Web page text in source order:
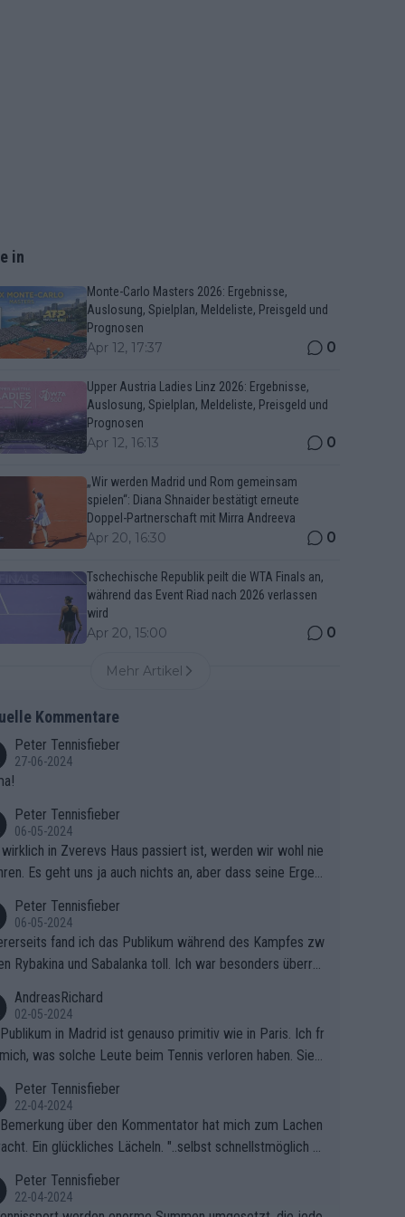
in
Monte-Carlo Masters 2026: Ergebnisse,
Auslosung, Spielplan, Meldeliste, Preisgeld und
Prognosen
Apr 12, 17:37 0
Upper Austria Ladies Linz 2026: Ergebnisse,
Auslosung, Spielplan, Meldeliste, Preisgeld und
Prognosen
Apr 12, 16:13 0
„Wir werden Madrid und Rom gemeinsam
spielen“: Diana Shnaider bestätigt erneute
Doppel-Partnerschaft mit Mirra Andreeva
Apr 20, 16:30 0
Tschechische Republik peilt die WTA Finals an,
während das Event Riad nach 2026 verlassen
wird
Apr 20, 15:00 0
Mehr Artikel
Kommentare
Peter Tennisfieber
27-06-2024
Peter Tennisfieber
06-05-2024
wirklich in Zverevs Haus passiert ist, werden wir wohl nie
Es geht uns ja auch nichts an, aber dass seine Ergeb
Peter Tennisfieber
06-05-2024
fand ich das Publikum während des Kampfes zw
Rybakina und Sabalanka toll. Ich war besonders überras
AndreasRichard
02-05-2024
in Madrid ist genauso primitiv wie in Paris. Ich fr
was solche Leute beim Tennis verloren haben. Sie s
Peter Tennisfieber
22-04-2024
über den Kommentator hat mich zum Lachen
Ein glückliches Lächeln. "..selbst schnellstmöglich na
Peter Tennisfieber
22-04-2024